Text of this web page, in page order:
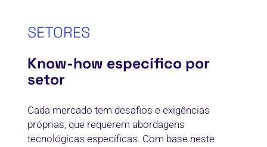
SETORES
Know-how específico por
setor
Cada mercado tem desafios e exigências
próprias, que requerem abordagens
tecnológicas específicas. Com base neste